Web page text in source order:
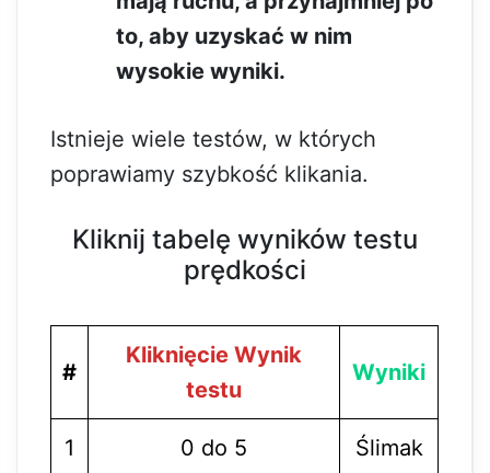
to, aby uzyskać w nim
wysokie wyniki.
Istnieje wiele testów, w których
poprawiamy szybkość klikania.
Kliknij tabelę wyników testu
prędkości
#
Kliknięcie Wynik
testu
Wyniki
1 0 do 5 Ślimak